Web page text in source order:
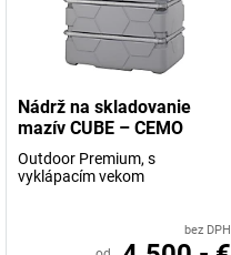
Nádrž na skladovanie
mazív CUBE – CEMO
Outdoor Premium, s
vyklápacím vekom
bez DPH